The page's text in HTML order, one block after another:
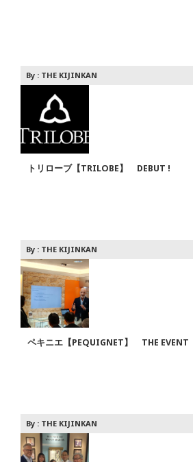
By : THE KIJINKAN
トリローブ【TRILOBE】 DEBUT !
By : THE KIJINKAN
ペキニエ【PEQUIGNET】 THE EVENT
By : THE KIJINKAN